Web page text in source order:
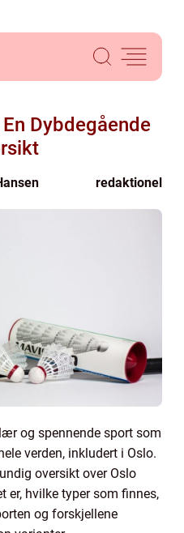
Dybdegående
redaktionel
og spennende sport som
verden, inkludert i Oslo.
oversikt over Oslo
er, hvilke typer som finnes,
og forskjellene